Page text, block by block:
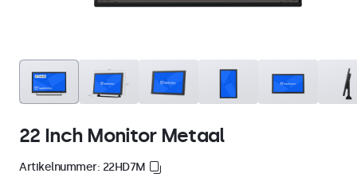
22 Inch Monitor Metaal
Artikelnummer: 22HD7M